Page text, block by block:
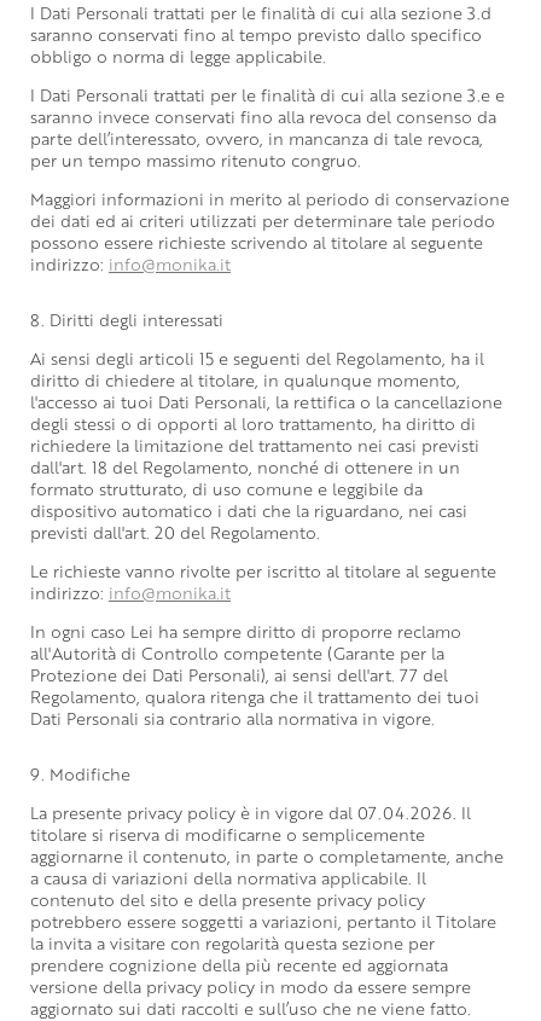
I Dati Personali trattati per le finalità di cui alla sezione 3.d
saranno conservati fino al tempo previsto dallo specifico
obbligo o norma di legge applicabile.
I Dati Personali trattati per le finalità di cui alla sezione 3.e e
saranno invece conservati fino alla revoca del consenso da
parte dell’interessato, ovvero, in mancanza di tale revoca,
per un tempo massimo ritenuto congruo.
Maggiori informazioni in merito al periodo di conservazione
dei dati ed ai criteri utilizzati per determinare tale periodo
possono essere richieste scrivendo al titolare al seguente
indirizzo: info@monika.it
8. Diritti degli interessati
Ai sensi degli articoli 15 e seguenti del Regolamento, ha il
diritto di chiedere al titolare, in qualunque momento,
l'accesso ai tuoi Dati Personali, la rettifica o la cancellazione
degli stessi o di opporti al loro trattamento, ha diritto di
richiedere la limitazione del trattamento nei casi previsti
dall'art. 18 del Regolamento, nonché di ottenere in un
formato strutturato, di uso comune e leggibile da
dispositivo automatico i dati che la riguardano, nei casi
previsti dall'art. 20 del Regolamento.
Le richieste vanno rivolte per iscritto al titolare al seguente
indirizzo: info@monika.it
In ogni caso Lei ha sempre diritto di proporre reclamo
all'Autorità di Controllo competente (Garante per la
Protezione dei Dati Personali), ai sensi dell'art. 77 del
Regolamento, qualora ritenga che il trattamento dei tuoi
Dati Personali sia contrario alla normativa in vigore.
9. Modifiche
La presente privacy policy è in vigore dal 07.04.2026. Il
titolare si riserva di modificarne o semplicemente
aggiornarne il contenuto, in parte o completamente, anche
a causa di variazioni della normativa applicabile. Il
contenuto del sito e della presente privacy policy
potrebbero essere soggetti a variazioni, pertanto il Titolare
la invita a visitare con regolarità questa sezione per
prendere cognizione della più recente ed aggiornata
versione della privacy policy in modo da essere sempre
aggiornato sui dati raccolti e sull’uso che ne viene fatto.